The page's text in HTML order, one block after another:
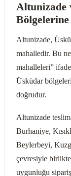
Altunizade
Altunizade,
mahalledir. Bu
mahalleleri”
Üsküdar
doğrudur.
Altunizade
Burhaniye,
Beylerbeyi,
çevresiyle
uygunluğu